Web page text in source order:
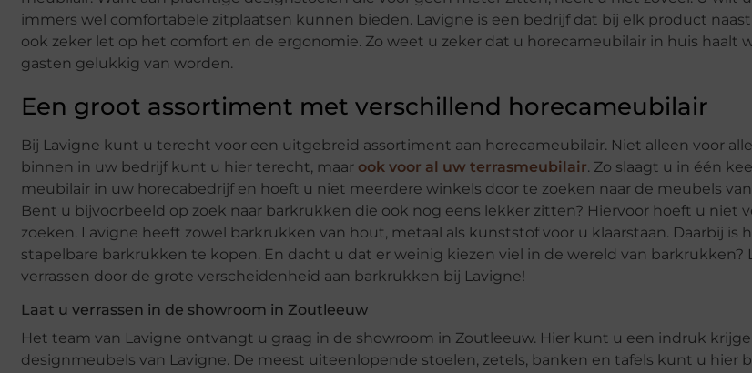
immers wel comfortabele zitplaatsen kunnen bieden. Lavigne is een bedrijf dat bij elk product
ook zeker let op het comfort en de ergonomie. Zo weet u zeker dat u horecameubilair in huis haalt
gasten gelukkig van worden.
Een groot assortiment met verschillend horecameubilair
Bij Lavigne kunt u terecht voor een uitgebreid assortiment aan horecameubilair. Niet alleen voor
binnen in uw bedrijf kunt u hier terecht, maar ook voor al uw terrasmeubilair. Zo slaagt u in één
meubilair in uw horecabedrijf en hoeft u niet meerdere winkels door te zoeken naar de meubels
Bent u bijvoorbeeld op zoek naar barkrukken die ook nog eens lekker zitten? Hiervoor hoeft u niet
zoeken. Lavigne heeft zowel barkrukken van hout, metaal als kunststof voor u klaarstaan. Daarbij is
stapelbare barkrukken te kopen. En dacht u dat er weinig kiezen viel in de wereld van barkrukken?
verrassen door de grote verscheidenheid aan barkrukken bij Lavigne!
Laat u verrassen in de showroom in Zoutleeuw
Het team van Lavigne ontvangt u graag in de showroom in Zoutleeuw. Hier kunt u een indruk
designmeubels van Lavigne. De meest uiteenlopende stoelen, zetels, banken en tafels kunt u hier